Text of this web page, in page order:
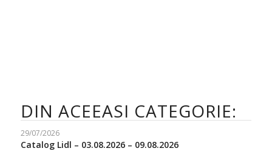
DIN ACEEASI CATEGORIE:
29/07/2026
Catalog Lidl – 03.08.2026 – 09.08.2026